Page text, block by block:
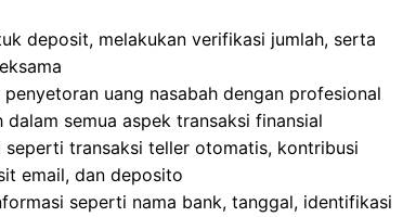
deposit, melakukan verifikasi jumlah, serta
uang nasabah dengan profesional
semua aspek transaksi finansial
seperti transaksi teller otomatis, kontribusi
email, dan deposito
seperti nama bank, tanggal, identifikasi